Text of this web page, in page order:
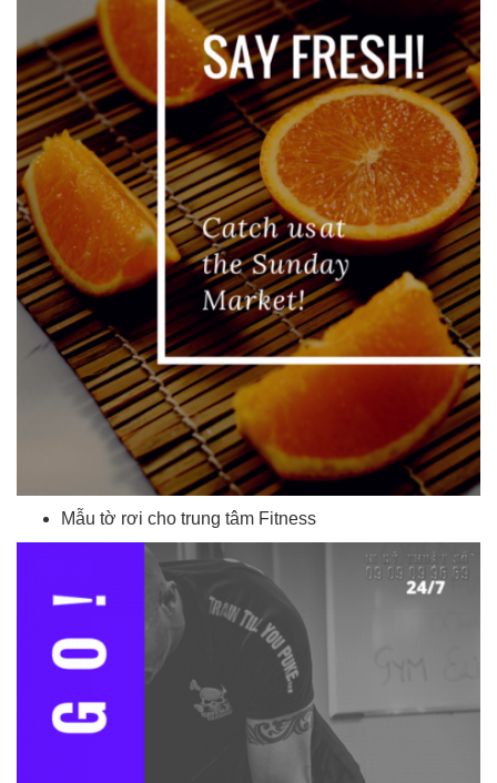
Mẫu tờ rơi cho trung tâm Fitness